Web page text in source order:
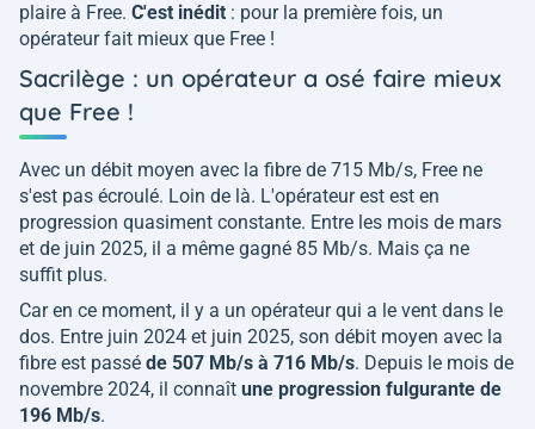
plaire à Free. C'est inédit : pour la première fois, un
opérateur fait mieux que Free !
Sacrilège : un opérateur a osé faire mieux
que Free !
Avec un débit moyen avec la fibre de 715 Mb/s, Free ne
s'est pas écroulé. Loin de là. L'opérateur est est en
progression quasiment constante. Entre les mois de mars
et de juin 2025, il a même gagné 85 Mb/s. Mais ça ne
suffit plus.
Car en ce moment, il y a un opérateur qui a le vent dans le
dos. Entre juin 2024 et juin 2025, son débit moyen avec la
fibre est passé de 507 Mb/s à 716 Mb/s. Depuis le mois de
novembre 2024, il connaît une progression fulgurante de
196 Mb/s.